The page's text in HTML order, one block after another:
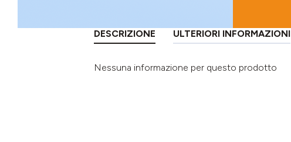
DESCRIZIONE ULTERIORI INFORMAZIONI
Nessuna informazione per questo prodotto